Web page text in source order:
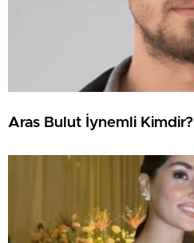
Aras Bulut İynemli Kimdir?